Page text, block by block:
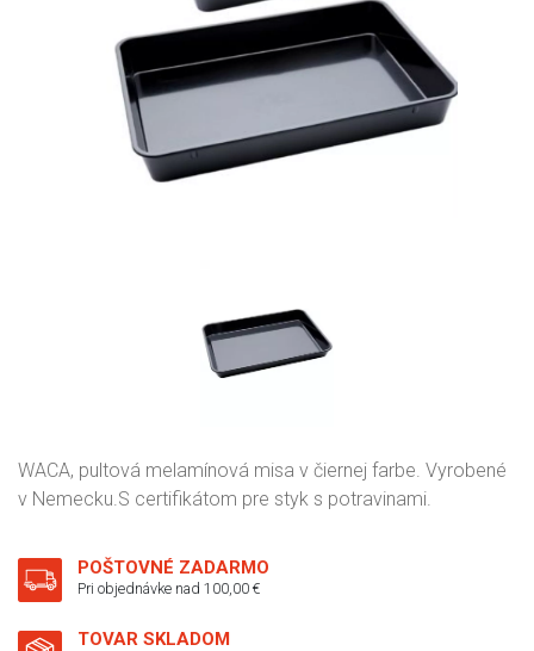
WACA, pultová melamínová misa v čiernej farbe. Vyrobené
v Nemecku.S certifikátom pre styk s potravinami.
POŠTOVNÉ ZADARMO
Pri objednávke nad 100,00 €
TOVAR SKLADOM